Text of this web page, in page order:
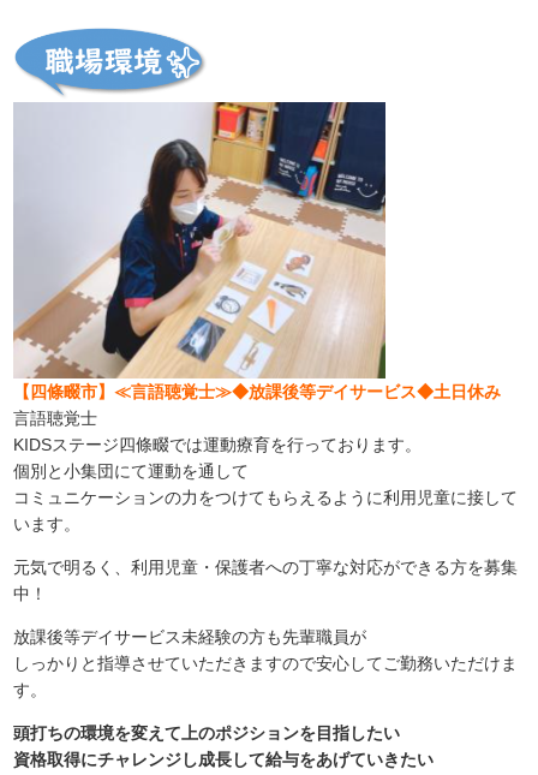
【四條畷市】≪言語聴覚士≫◆放課後等デイサービス◆土日休み
言語聴覚士
KIDSステージ四條畷では運動療育を行っております。
個別と小集団にて運動を通して
コミュニケーションの力をつけてもらえるように利用児童に接して
います。
元気で明るく、利用児童・保護者への丁寧な対応ができる方を募集
中！
放課後等デイサービス未経験の方も先輩職員が
しっかりと指導させていただきますので安心してご勤務いただけま
す。
頭打ちの環境を変えて上のポジションを目指したい
資格取得にチャレンジし成長して給与をあげていきたい